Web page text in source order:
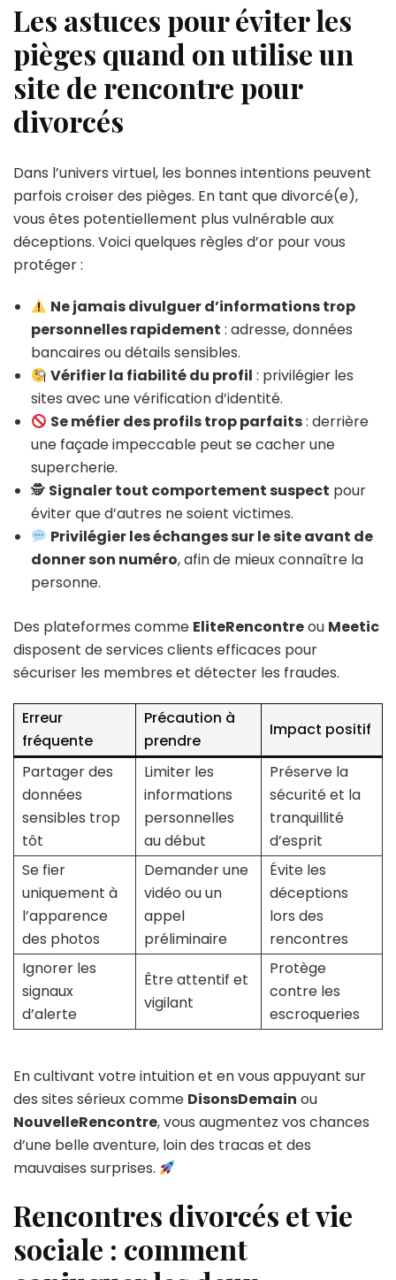
Les astuces pour éviter les
pièges quand on utilise un
site de rencontre pour
divorcés
Dans l’univers virtuel, les bonnes intentions peuvent
parfois croiser des pièges. En tant que divorcé(e),
vous êtes potentiellement plus vulnérable aux
déceptions. Voici quelques règles d’or pour vous
protéger :
Ne jamais divulguer d’informations trop
personnelles rapidement : adresse, données
bancaires ou détails sensibles.
Vérifier la fiabilité du profil : privilégier les
sites avec une vérification d’identité.
Se méfier des profils trop parfaits: derrière
une façade impeccable peut se cacher une
supercherie.
🕵️ Signaler tout comportement suspect pour
éviter que d’autres ne soient victimes.
Privilégier les échanges sur le site avant de
donner son numéro, afin de mieux connaître la
personne.
Des plateformes comme EliteRencontreou Meetic
disposent de services clients efficaces pour
sécuriser les membres et détecter les fraudes.
Erreur
fréquente
Précaution à
prendre
Impact positif
Partager des
données
sensibles trop
tôt
Limiter les
informations
personnelles
au début
Préserve la
sécurité et la
tranquillité
d’esprit
Se fier
uniquement à
l’apparence
des photos
Demander une
vidéo ou un
appel
préliminaire
Évite les
déceptions
lors des
rencontres
Ignorer les
signaux
d’alerte
Être attentif et
vigilant
Protège
contre les
escroqueries
En cultivant votre intuition et en vous appuyant sur
des sites sérieux comme DisonsDemain ou
NouvelleRencontre, vous augmentez vos chances
d’une belle aventure, loin des tracas et des
mauvaises surprises.
Rencontres divorcés et vie
sociale : comment